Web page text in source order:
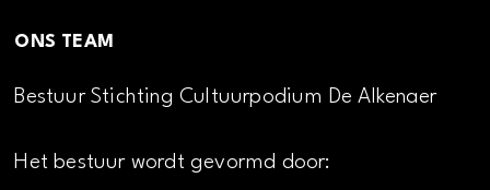
ONS TEAM
Bestuur Stichting Cultuurpodium De Alkenaer
Het bestuur wordt gevormd door: